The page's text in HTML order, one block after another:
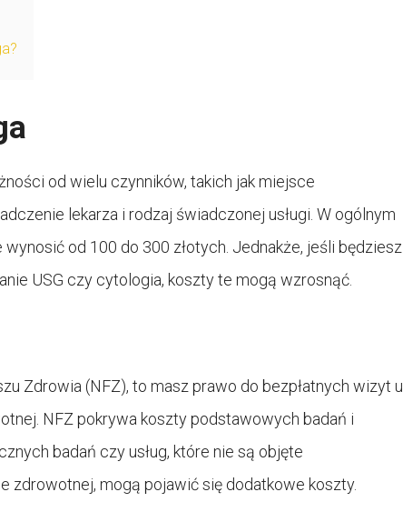
od wielu czynników, takich jak miejsce
lekarza i rodzaj świadczonej usługi. W ogólnym
od 100 do 300 złotych. Jednakże, jeśli będziesz
USG czy cytologia, koszty te mogą wzrosnąć.
Zdrowia (NFZ), to masz prawo do bezpłatnych wizyt u
NFZ pokrywa koszty podstawowych badań i
badań czy usług, które nie są objęte
mogą pojawić się dodatkowe koszty.